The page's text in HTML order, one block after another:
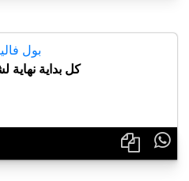
بول
كل بداية
